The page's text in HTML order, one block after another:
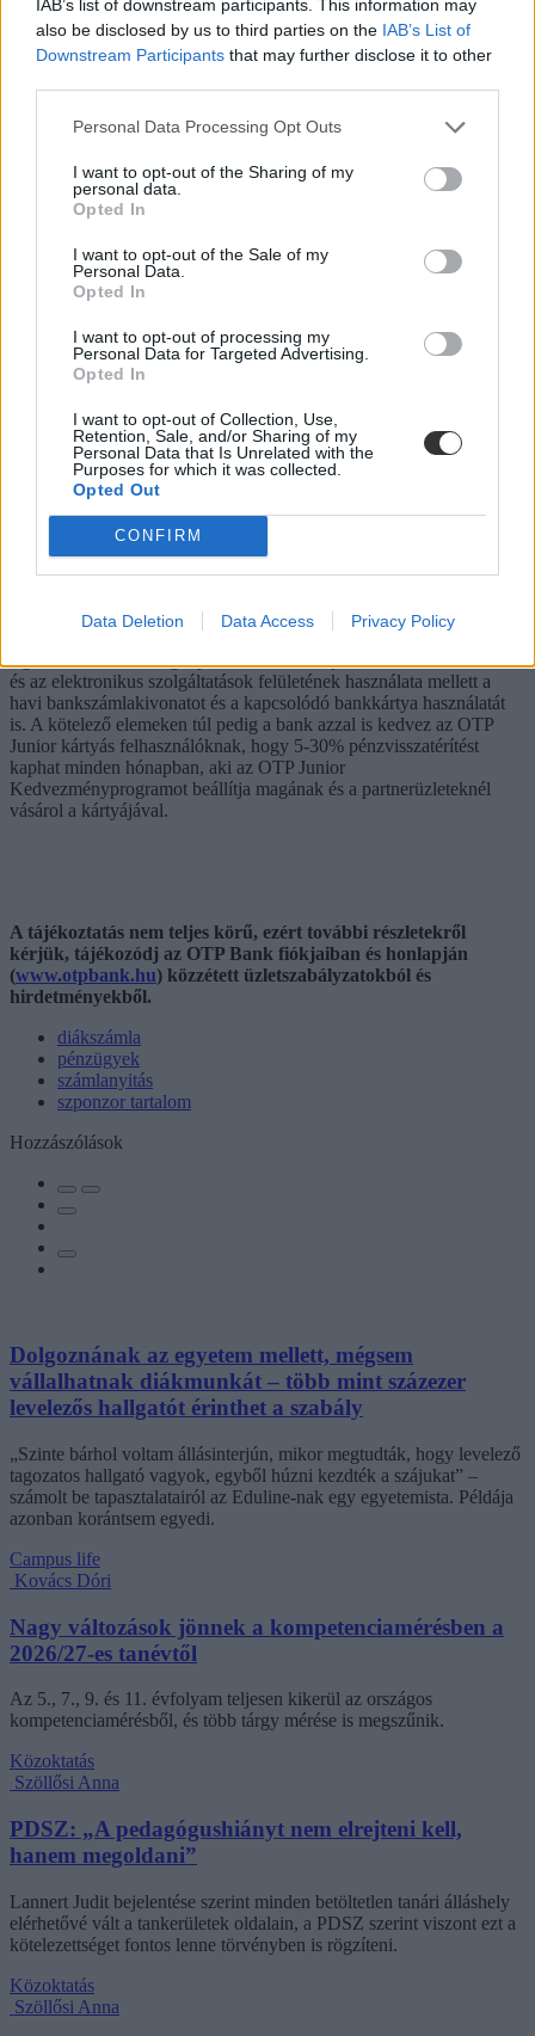
IAB’s list of downstream participants. This information may
also be disclosed by us to third parties on the IAB’s List of
Downstream Participants that may further disclose it to other
Personal Data Processing Opt Outs
I want to opt-out of the Sharing of my
personal data.
Opted In
I want to opt-out of the Sale of my
Personal Data.
Opted In
I want to opt-out of processing my
Personal Data for Targeted Advertising.
Opted In
I want to opt-out of Collection, Use,
Retention, Sale, and/or Sharing of my
Personal Data that Is Unrelated with the
Purposes for which it was collected.
Opted Out
CONFIRM
Data Deletion Data Access Privacy Policy
történik, és akkor is, ha videóhívásban vagy applikációban.
A számlanyitás díjmentes , és a diákok számára számos előnnyel jár.
Például?
Az OTP Junior bankszámla előnyei közé tartozik, hogy 24 éves kor
kérelmet küld a szüleinek, akkor könnyen és gyorsan kérhet átutalást
tőlük, méghozzá díjmentesen. A Számlabontó funkció pedig
lehetővé teszi, hogy egy barátokkal közösen fizetett ebéd árát
kérelemmel bekérjék tőlük.
Előny lehet mindezek mellett az is, hogy országszerte számos
probléma akad, ami miatt személyesen kell bemenni a bankfiókba,
közel van a szakértői segítség. Ha pedig hirtelen készpénzre lenne
szükség, az OTP Bank fiók- és ATM-keresőjével könnyen meg lehet
találni a legközelebbit.
Ez azért is fontos, mert a jelenleg érvényben lévő szabályok szerint
havi két alkalommal, maximum 150 ezer forintig ingyenesen lehet
pénzt felvenni bármelyik ATM-ből a szükséges nyilatkozat
megtétele után.
Shutterstock
és az elektronikus szolgáltatások felületének használata mellett a
havi bankszámlakivonatot és a kapcsolódó bankkártya használatát
is. A kötelező elemeken túl pedig a bank azzal is kedvez az OTP
Junior kártyás felhasználóknak, hogy 5-30% pénzvisszatérítést
kaphat minden hónapban, aki az OTP Junior
Kedvezményprogramot beállítja magának és a partnerüzleteknél
vásárol a kártyájával.
A tájékoztatás nem teljes körű, ezért további részletekről
kérjük, tájékozódj az OTP Bank fiókjaiban és honlapján
(www.otpbank.hu) közzétett üzletszabályzatokból és
hirdetményekből.
diákszámla
pénzügyek
számlanyitás
szponzor tartalom
Hozzászólások
Dolgoznának az egyetem mellett, mégsem
vállalhatnak diákmunkát – több mint százezer
levelezős hallgatót érinthet a szabály
„Szinte bárhol voltam állásinterjún, mikor megtudták, hogy levelező
tagozatos hallgató vagyok, egyből húzni kezdték a szájukat” –
számolt be tapasztalatairól az Eduline-nak egy egyetemista. Példája
azonban korántsem egyedi.
Campus life
Kovács Dóri
Nagy változások jönnek a kompetenciamérésben a
2026/27-es tanévtől
Az 5., 7., 9. és 11. évfolyam teljesen kikerül az országos
kompetenciamérésből, és több tárgy mérése is megszűnik.
Közoktatás
Szöllősi Anna
PDSZ: „A pedagógushiányt nem elrejteni kell,
hanem megoldani”
Lannert Judit bejelentése szerint minden betöltetlen tanári álláshely
elérhetővé vált a tankerületek oldalain, a PDSZ szerint viszont ezt a
kötelezettséget fontos lenne törvényben is rögzíteni.
Közoktatás
Szöllősi Anna